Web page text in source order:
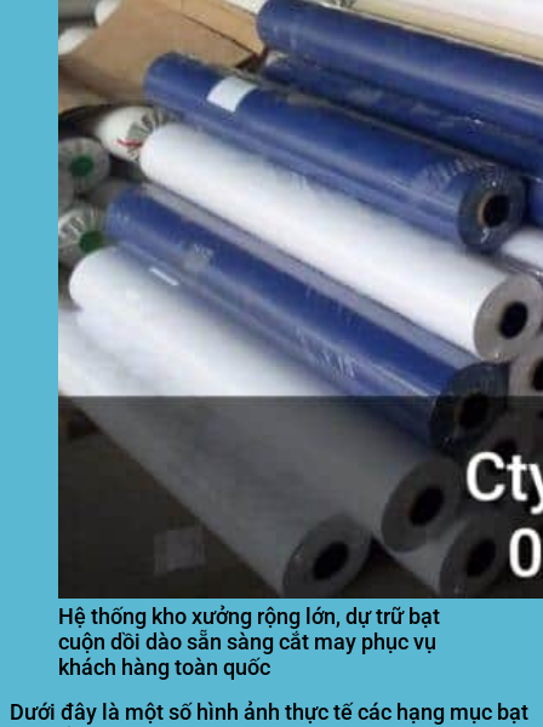
Hệ thống kho xưởng rộng lớn, dự trữ bạt
cuộn dồi dào sẵn sàng cắt may phục vụ
khách hàng toàn quốc
Dưới đây là một số hình ảnh thực tế các hạng mục bạt